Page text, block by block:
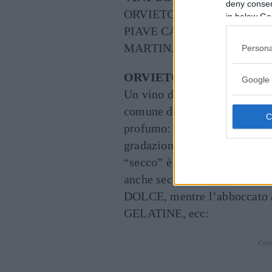
deny
in below
Google
ORVIETO
PIAVE CABERNET
MARTINA FRANCA
ORVIETO
Un vino di fama
comune di Orvieto, in
profumo: accentuato e
gradazione alcolica 12/
“secco” è consigliabile con
anche secche, ma
DOLCE, mentre
GELATINE, ecc: